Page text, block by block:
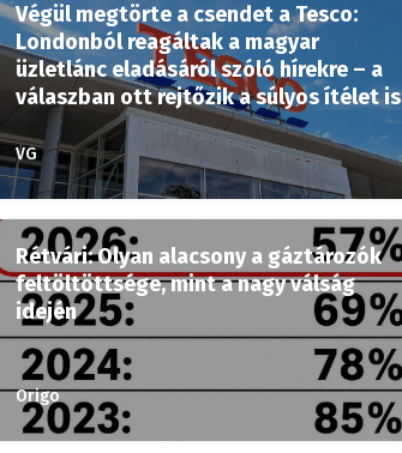
Végül megtörte a csendet a Tesco:
Londonból reagáltak a magyar
üzletlánc eladásáról szóló hírekre – a
válaszban ott rejtőzik a súlyos ítélet is
VG
Rétvári: Olyan alacsony a gáztározók
feltöltöttsége, mint a nagy válság
idején
Origo